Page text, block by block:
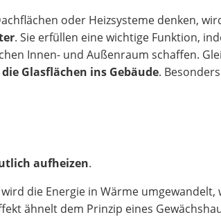
oder Heizsysteme denken,
. Sie erfüllen eine wichtige Funktion,
Innen- und Außenraum schaffen.
Glasflächen ins Gebäude. Besonders
aufheizen.
wird die Energie in Wärme umgewandelt,
ähnelt dem Prinzip eines